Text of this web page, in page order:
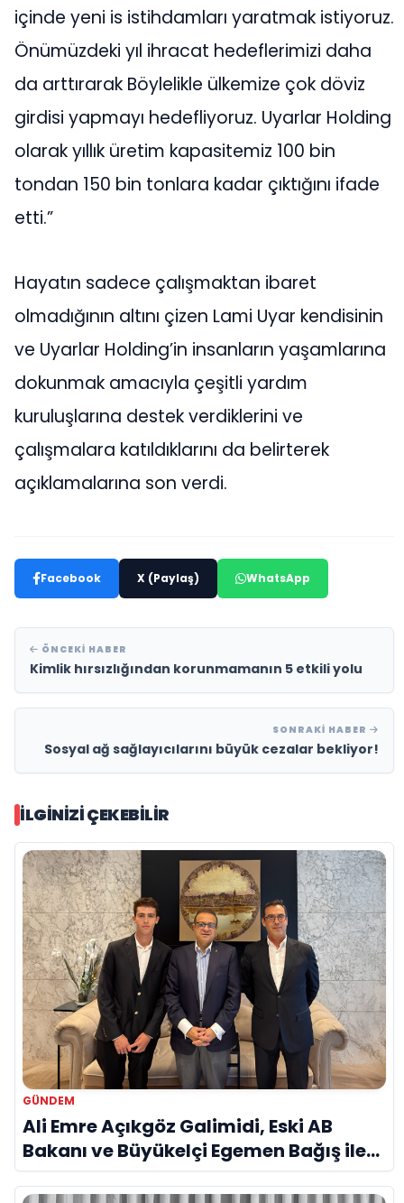
içinde yeni is istihdamları yaratmak istiyoruz.
Önümüzdeki yıl ihracat hedeflerimizi daha
da arttırarak Böylelikle ülkemize çok döviz
girdisi yapmayı hedefliyoruz. Uyarlar Holding
olarak yıllık üretim kapasitemiz 100 bin
tondan 150 bin tonlara kadar çıktığını ifade
etti.”
Hayatın sadece çalışmaktan ibaret
olmadığının altını çizen Lami Uyar kendisinin
ve Uyarlar Holding’in insanların yaşamlarına
dokunmak amacıyla çeşitli yardım
kuruluşlarına destek verdiklerini ve
çalışmalara katıldıklarını da belirterek
açıklamalarına son verdi.
Facebook X (Paylaş) WhatsApp
ÖNCEKI HABER
Kimlik hırsızlığından korunmamanın 5 etkili yolu
SONRAKI HABER
Sosyal ağ sağlayıcılarını büyük cezalar bekliyor!
İLGINIZI ÇEKEBILIR
GÜNDEM
Ali Emre Açıkgöz Galimidi, Eski AB
Bakanı ve Büyükelçi Egemen Bağış ile
Bir Araya Geldi